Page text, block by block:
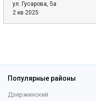
ул. Гусарова, 5а
2 кв 2025
Популярные районы
Дзержинский